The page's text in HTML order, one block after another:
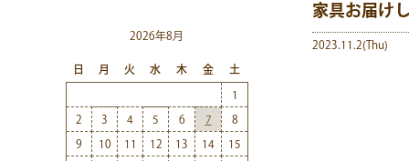
家具お届け
2023.11.2(Thu)
2026年8月
日 月 火 水 木 金 土
1
2 3 4 5 6 7 8
9 10 11 12 13 14 15